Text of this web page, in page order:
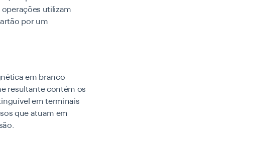
utilizam
por um
em branco
resultante contém os
em terminais
que atuam em